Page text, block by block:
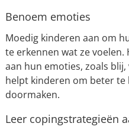
Benoem emoties
Moedig kinderen aan om
te erkennen wat ze
aan hun emoties, zoals
helpt kinderen om beter te
doormaken.
Leer copingstrategieën